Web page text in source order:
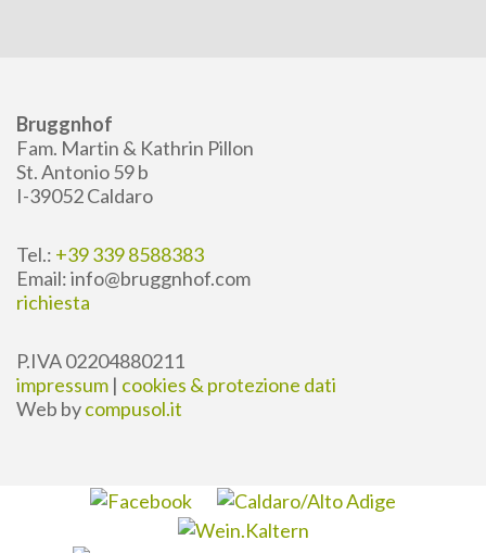
Bruggnhof
Fam. Martin & Kathrin Pillon
St. Antonio 59 b
I-39052 Caldaro
Tel.: +39 339 8588383
Email: info@bruggnhof.com
richiesta
P.IVA 02204880211
impressum | cookies & protezione dati
Web bycompusol.it